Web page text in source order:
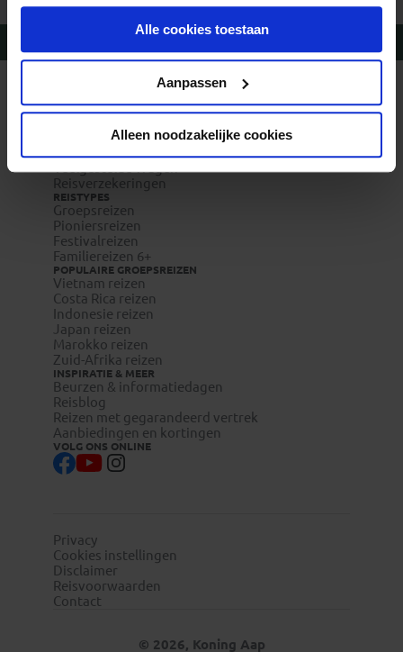
onder aan de pagina op elk gewenst moment voor de
toekomst wijzigen.Alle cookies toestaan
Aanpassen
Alleen noodzakelijke cookies
REIZEN MET KONING AAP
Waarom Koning Aap?
Duurzaam toerisme
Vacatures
Veelgestelde vragen
Reisverzekeringen
REISTYPES
Groepsreizen
Pioniersreizen
Festivalreizen
Familiereizen 6+
POPULAIRE GROEPSREIZEN
Vietnam reizen
Costa Rica reizen
Indonesie reizen
Japan reizen
Marokko reizen
Zuid-Afrika reizen
INSPIRATIE & MEER
Beurzen & informatiedagen
Reisblog
Reizen met gegarandeerd vertrek
Aanbiedingen en kortingen
VOLG ONS ONLINE
Privacy
Cookies instellingen
Disclaimer
Reisvoorwaarden
Contact
© 2026, Koning Aap